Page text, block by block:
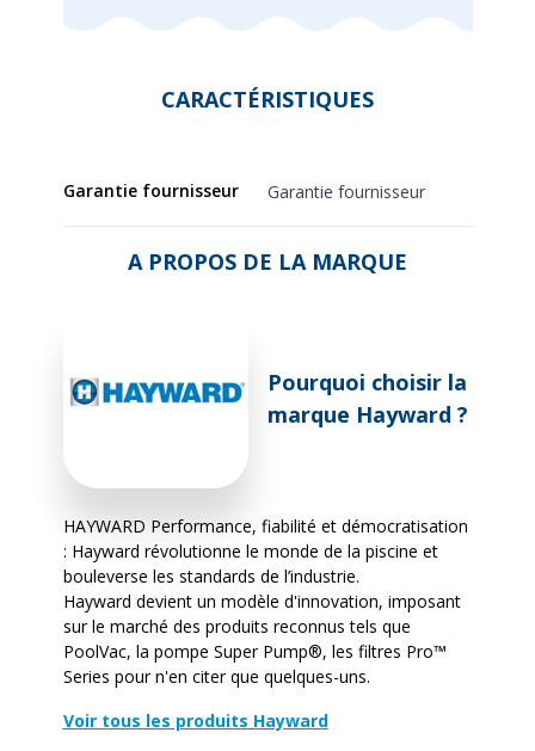
CARACTÉRISTIQUES
Garantie fournisseur Garantie fournisseur
A PROPOS DE LA MARQUE
Pourquoi choisir la
marque Hayward ?
HAYWARD Performance, fiabilité et démocratisation
: Hayward révolutionne le monde de la piscine et
bouleverse les standards de l’industrie.
Hayward devient un modèle d'innovation, imposant
sur le marché des produits reconnus tels que
PoolVac, la pompe Super Pump®, les filtres Pro™
Series pour n'en citer que quelques-uns.
Voir tous les produits Hayward